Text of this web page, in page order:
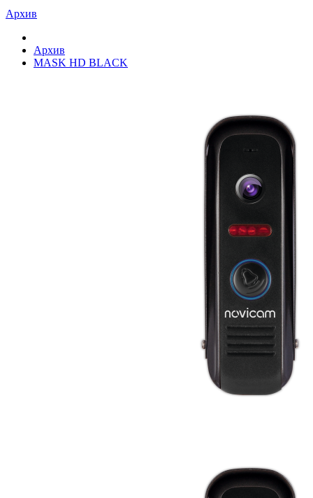
Архив
Архив
MASK HD BLACK